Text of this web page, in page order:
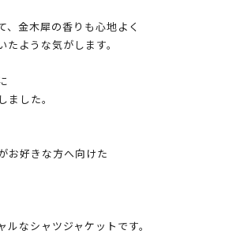
、金木犀の香りも心地よく
ような気がします。
した。
お好きな方へ向けた
なシャツジャケットです。